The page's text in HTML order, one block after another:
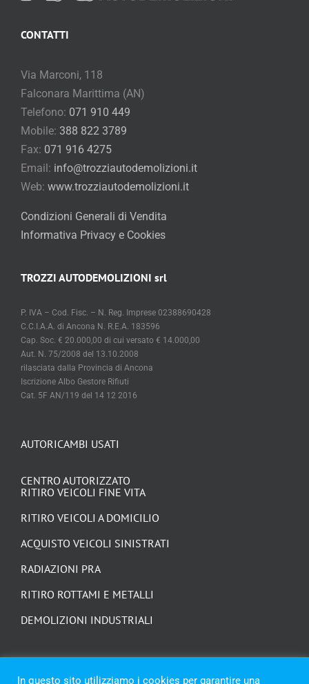
AUTORICAMBI USATI
CENTRO AUTORIZZATO
RITIRO VEICOLI FINE VITA
RITIRO VEICOLI A DOMICILIO
ACQUISTO VEICOLI SINISTRATI
RADIAZIONI PRA
RITIRO ROTTAMI E METALLI
DEMOLIZIONI INDUSTRIALI
CONTATTI
Via Marconi, 118
Falconara Marittima (AN)
Telefono: 071 910 449
Mobile: 388 822 3789
Fax: 071 916 4275
Email: info@trozziautodemolizioni.it
Web: www.trozziautodemolizioni.it
Condizioni Generali di Vendita
Informativa Privacy e Cookies
TROZZI AUTODEMOLIZIONI srl
P. IVA – Cod. Fisc. – N. Reg. Imprese 02388690428
C.C.I.A.A. di Ancona N. R.E.A. 183596
Cap. Soc. € 20.000,00 di cui versato € 14.000,00
Aut. N. 75/2008 del 13.10.2008
rilasciata dalla Provincia di Ancona
Iscrizione Albo Gestore Rifiuti
Cat. 5F AN/119 del 14 12 2016
In questo sito utilizziamo i cookies per garantire una